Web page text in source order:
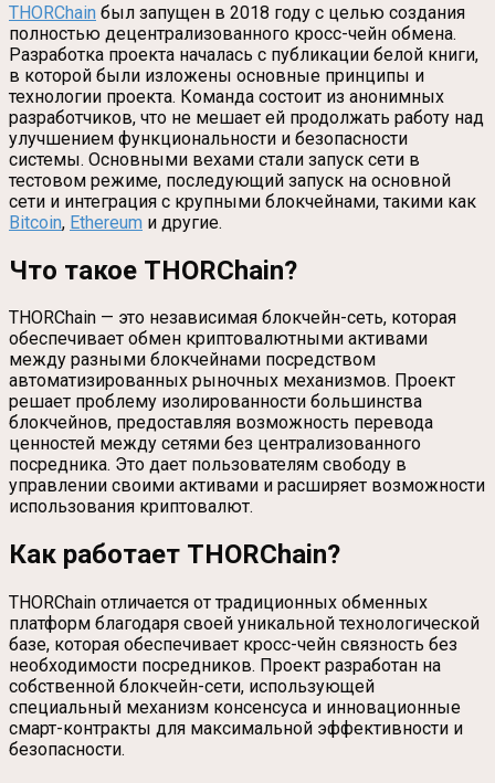
THORChain был запущен в 2018 году с целью создания
полностью децентрализованного кросс-чейн обмена.
Разработка проекта началась с публикации белой книги,
в которой были изложены основные принципы и
технологии проекта. Команда состоит из анонимных
разработчиков, что не мешает ей продолжать работу над
улучшением функциональности и безопасности
системы. Основными вехами стали запуск сети в
тестовом режиме, последующий запуск на основной
сети и интеграция с крупными блокчейнами, такими как
Bitcoin, Ethereum и другие.
Что такое THORChain?
THORChain — это независимая блокчейн-сеть, которая
обеспечивает обмен криптовалютными активами
между разными блокчейнами посредством
автоматизированных рыночных механизмов. Проект
решает проблему изолированности большинства
блокчейнов, предоставляя возможность перевода
ценностей между сетями без централизованного
посредника. Это дает пользователям свободу в
управлении своими активами и расширяет возможности
использования криптовалют.
Как работает THORChain?
THORChain отличается от традиционных обменных
платформ благодаря своей уникальной технологической
базе, которая обеспечивает кросс-чейн связность без
необходимости посредников. Проект разработан на
собственной блокчейн-сети, использующей
специальный механизм консенсуса и инновационные
смарт-контракты для максимальной эффективности и
безопасности.